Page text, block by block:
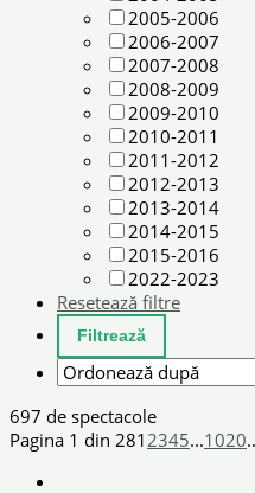
2005-2006
2006-2007
2007-2008
2008-2009
2009-2010
2010-2011
2011-2012
2012-2013
2013-2014
2014-2015
2015-2016
2022-2023
Resetează filtre
697 de spectacole
Pagina 1 din 281 2345...1020